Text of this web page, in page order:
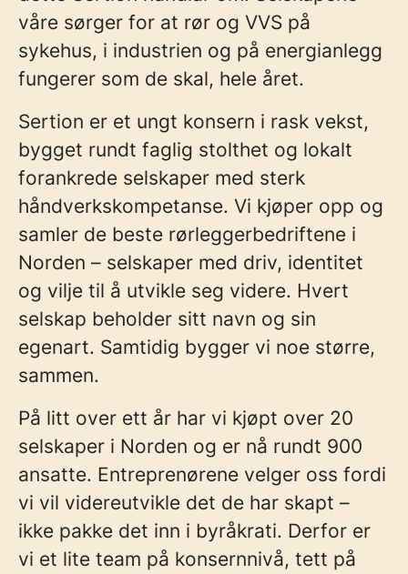
våre sørger for at rør og VVS på
sykehus, i industrien og på energianlegg
fungerer som de skal, hele året.
Sertion er et ungt konsern i rask vekst,
bygget rundt faglig stolthet og lokalt
forankrede selskaper med sterk
håndverkskompetanse. Vi kjøper opp og
samler de beste rørleggerbedriftene i
Norden – selskaper med driv, identitet
og vilje til å utvikle seg videre. Hvert
selskap beholder sitt navn og sin
egenart. Samtidig bygger vi noe større,
sammen.
På litt over ett år har vi kjøpt over 20
selskaper i Norden og er nå rundt 900
ansatte. Entreprenørene velger oss fordi
vi vil videreutvikle det de har skapt –
ikke pakke det inn i byråkrati. Derfor er
vi et lite team på konsernnivå, tett på